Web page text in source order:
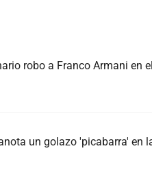
robo a Franco Armani en
un golazo 'picabarra' en